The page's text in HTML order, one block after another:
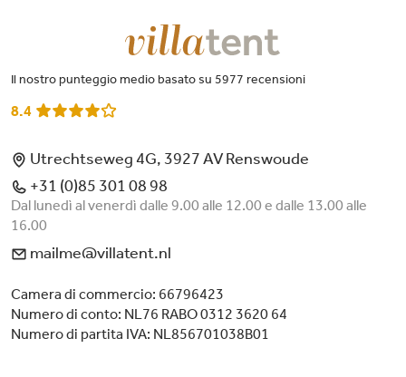
Il nostro punteggio medio basato su 5977 recensioni
8.4
Utrechtseweg 4G, 3927 AV Renswoude
+31 (0)85 301 08 98
Dal lunedì al venerdì dalle 9.00 alle 12.00 e dalle 13.00 alle
16.00
mailme@villatent.nl
Camera di commercio: 66796423
Numero di conto: NL76 RABO 0312 3620 64
Numero di partita IVA: NL856701038B01